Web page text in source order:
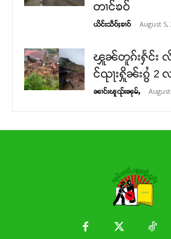
တၢင်ၶဝ်
ယိင်းသဵဝ်ႈၶၢဝ် - August 5,
ၾူၼ်တူၵ်းႁႅင်း
င်ၺႃးႁိူၼ်းၵွႆ 2
ၼၢင်းၽူၺ်းၼုမ်ႇ -